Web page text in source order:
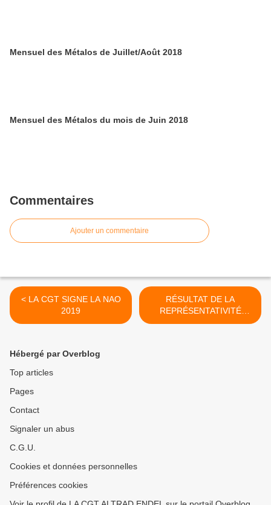
Mensuel des Métalos de Juillet/Août 2018
Mensuel des Métalos du mois de Juin 2018
Commentaires
Ajouter un commentaire
< LA CGT SIGNE LA NAO
2019
RÉSULTAT DE LA
REPRÉSENTATIVITÉ
APRES LES ELECTIONS
Hébergé par Overblog
Top articles
Pages
Contact
Signaler un abus
C.G.U.
Cookies et données personnelles
Préférences cookies